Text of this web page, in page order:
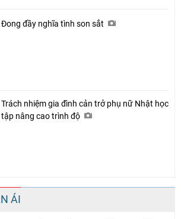
Đong đầy nghĩa tình son sắt
Trách nhiệm gia đình cản trở phụ nữ Nhật học
tập nâng cao trình độ
ÁI